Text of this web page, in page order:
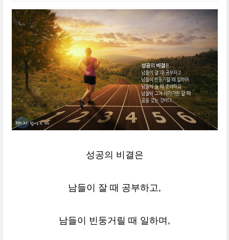
성공의 비결은
남들이 잘 때 공부하고,
남들이 빈둥거릴 때 일하며,